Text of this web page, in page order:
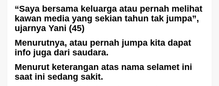
“Saya bersama keluarga atau pernah melihat
kawan media yang sekian tahun tak jumpa”,
ujarnya Yani (45)
Menurutnya, atau pernah jumpa kita dapat
info juga dari saudara.
Menurut keterangan atas nama selamet ini
saat ini sedang sakit.